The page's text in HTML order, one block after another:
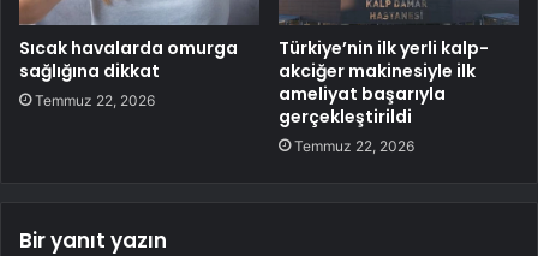
Sıcak havalarda omurga
sağlığına dikkat
Temmuz 22, 2026
Türkiye’nin ilk yerli kalp-
akciğer makinesiyle ilk
ameliyat başarıyla
gerçekleştirildi
Temmuz 22, 2026
Bir yanıt yazın